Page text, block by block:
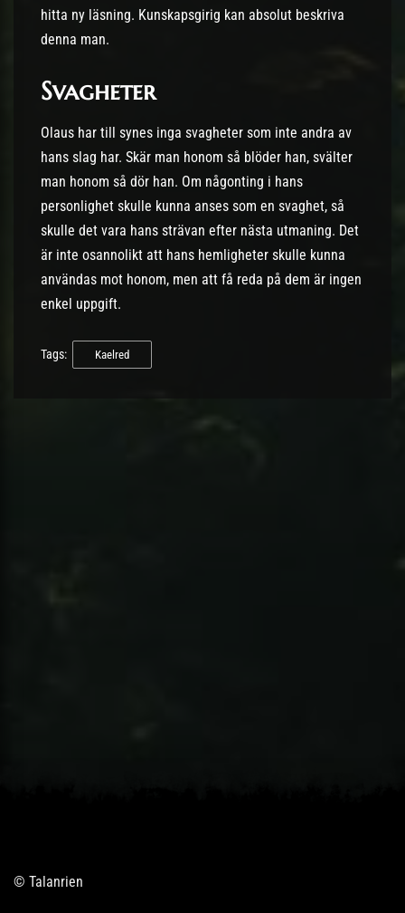
hitta ny läsning. Kunskapsgirig kan absolut beskriva
denna man.
Svagheter
Olaus har till synes inga svagheter som inte andra av
hans slag har. Skär man honom så blöder han, svälter
man honom så dör han. Om någonting i hans
personlighet skulle kunna anses som en svaghet, så
skulle det vara hans strävan efter nästa utmaning. Det
är inte osannolikt att hans hemligheter skulle kunna
användas mot honom, men att få reda på dem är ingen
enkel uppgift.
Tags: Kaelred
© Talanrien